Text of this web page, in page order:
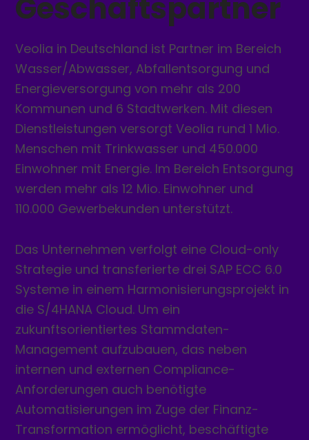
Geschäftspartner
Veolia in Deutschland ist Partner im Bereich
Wasser/Abwasser, Abfallentsorgung und
Energieversorgung von mehr als 200
Kommunen und 6 Stadtwerken. Mit diesen
Dienstleistungen versorgt Veolia rund 1 Mio.
Menschen mit Trinkwasser und 450.000
Einwohner mit Energie. Im Bereich Entsorgung
werden mehr als 12 Mio. Einwohner und
110.000 Gewerbekunden unterstützt.
Das Unternehmen verfolgt eine Cloud-only
Strategie und transferierte drei SAP ECC 6.0
Systeme in einem Harmonisierungsprojekt in
die S/4HANA Cloud. Um ein
zukunftsorientiertes Stammdaten-
Management aufzubauen, das neben
internen und externen Compliance-
Anforderungen auch benötigte
Automatisierungen im Zuge der Finanz-
Transformation ermöglicht, beschäftigte